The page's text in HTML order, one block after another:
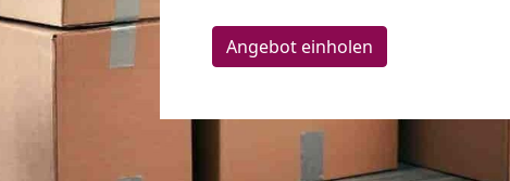
Angebot einholen